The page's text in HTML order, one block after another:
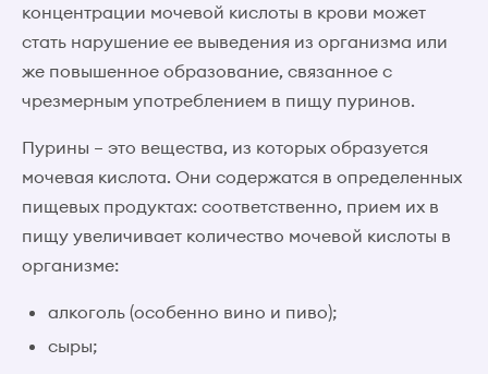
концентрации мочевой кислоты в крови может
стать нарушение ее выведения из организма или
же повышенное образование, связанное с
чрезмерным употреблением в пищу пуринов.
Пурины – это вещества, из которых образуется
мочевая кислота. Они содержатся в определенных
пищевых продуктах: соответственно, прием их в
пищу увеличивает количество мочевой кислоты в
организме:
алкоголь (особенно вино и пиво);
сыры;